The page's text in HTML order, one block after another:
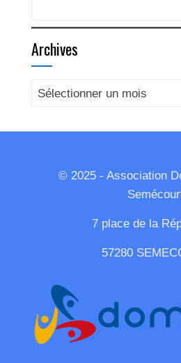
Archives
Archives
© 2025 - Association
7 place de la
57280